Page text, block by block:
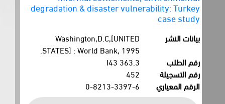
degradation & disaster vulnerability: Turkey
case study
بيانات النشر
Washington,D.C,[UNITED
STATES] : World Bank, 1995.
رقم الطلب
رقم التسجيلة
452
الرقم المعياري
0-8213-3397-6